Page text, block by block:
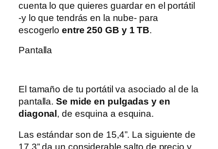
cuenta lo que quieres guardar en el portátil
-y lo que tendrás en la nube- para
escogerloentre 250 GB y 1 TB.
Pantalla
El tamaño de tu portátil va asociado al de la
pantalla.Se mide en pulgadas y en
diagonal, de esquina a esquina.
Las estándar son de 15,4”. La siguiente de
17,3” da un considerable salto de precio y